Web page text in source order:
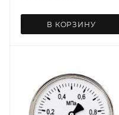
В КОРЗИНУ